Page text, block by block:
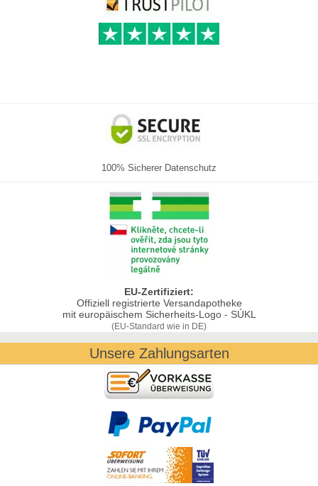
100% Sicherer Datenschutz
EU-Zertifiziert:
Offiziell registrierte Versandapotheke
mit europäischem Sicherheits-Logo - SÚKL
(EU-Standard wie in DE)
Unsere Zahlungsarten